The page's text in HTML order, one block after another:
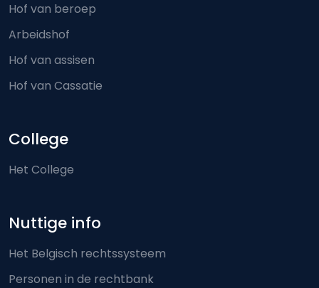
Hof van beroep
Arbeidshof
Hof van assisen
Hof van Cassatie
College
Het College
Nuttige info
Het Belgisch rechtssysteem
Personen in de rechtbank